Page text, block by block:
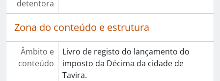
detentora
Zona do conteúdo e estrutura
Âmbito e
conteúdo
Livro de registo do lançamento do
imposto da Décima da cidade de
Tavira.